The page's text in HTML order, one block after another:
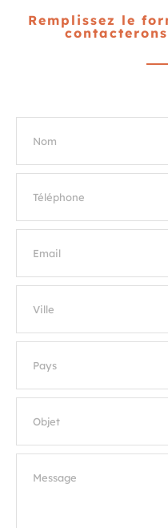
Remplissez le